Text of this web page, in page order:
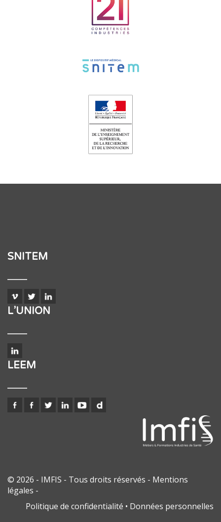
SNITEM
L’UNION
LEEM
© 2026 - IMFIS - Tous droits réservés - Mentions
légales -
Politique de confidentialité • Données personnelles